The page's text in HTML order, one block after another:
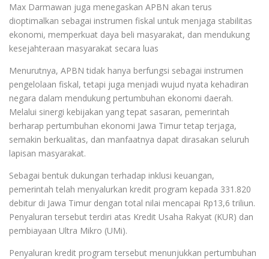
Max Darmawan juga menegaskan APBN akan terus
dioptimalkan sebagai instrumen fiskal untuk menjaga stabilitas
ekonomi, memperkuat daya beli masyarakat, dan mendukung
kesejahteraan masyarakat secara luas
Menurutnya, APBN tidak hanya berfungsi sebagai instrumen
pengelolaan fiskal, tetapi juga menjadi wujud nyata kehadiran
negara dalam mendukung pertumbuhan ekonomi daerah.
Melalui sinergi kebijakan yang tepat sasaran, pemerintah
berharap pertumbuhan ekonomi Jawa Timur tetap terjaga,
semakin berkualitas, dan manfaatnya dapat dirasakan seluruh
lapisan masyarakat.
Sebagai bentuk dukungan terhadap inklusi keuangan,
pemerintah telah menyalurkan kredit program kepada 331.820
debitur di Jawa Timur dengan total nilai mencapai Rp13,6 triliun.
Penyaluran tersebut terdiri atas Kredit Usaha Rakyat (KUR) dan
pembiayaan Ultra Mikro (UMi).
Penyaluran kredit program tersebut menunjukkan pertumbuhan